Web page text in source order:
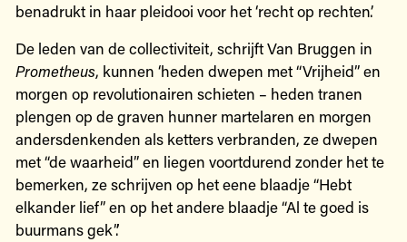
benadrukt in haar pleidooi voor het ‘recht op rechten’.
De leden van de collectiviteit, schrijft Van Bruggen in
Prometheus, kunnen ‘heden dwepen met “Vrijheid” en
morgen op revolutionairen schieten – heden tranen
plengen op de graven hunner martelaren en morgen
andersdenkenden als ketters verbranden, ze dwepen
met “de waarheid” en liegen voortdurend zonder het te
bemerken, ze schrijven op het eene blaadje “Hebt
elkander lief” en op het andere blaadje “Al te goed is
buurmans gek”.’